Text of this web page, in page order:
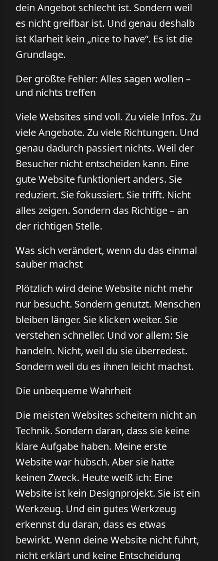
dein Angebot schlecht ist. Sondern weil
es nicht greifbar ist. Und genau deshalb
ist Klarheit kein „nice to have“. Es ist die
Grundlage.
Der größte Fehler: Alles sagen wollen –
und nichts treffen
Viele Websites sind voll. Zu viele Infos. Zu
viele Angebote. Zu viele Richtungen. Und
genau dadurch passiert nichts. Weil der
Besucher nicht entscheiden kann. Eine
gute Website funktioniert anders. Sie
reduziert. Sie fokussiert. Sie trifft. Nicht
alles zeigen. Sondern das Richtige – an
der richtigen Stelle.
Was sich verändert, wenn du das einmal
sauber machst
Plötzlich wird deine Website nicht mehr
nur besucht. Sondern genutzt. Menschen
bleiben länger. Sie klicken weiter. Sie
verstehen schneller. Und vor allem: Sie
handeln. Nicht, weil du sie überredest.
Sondern weil du es ihnen leicht machst.
Die unbequeme Wahrheit
Die meisten Websites scheitern nicht an
Technik. Sondern daran, dass sie keine
klare Aufgabe haben. Meine erste
Website war hübsch. Aber sie hatte
keinen Zweck. Heute weiß ich: Eine
Website ist kein Designprojekt. Sie ist ein
Werkzeug. Und ein gutes Werkzeug
erkennst du daran, dass es etwas
bewirkt. Wenn deine Website nicht führt,
nicht erklärt und keine Entscheidung